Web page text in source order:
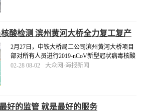
酸检测 滨州黄河大桥全力复工复产
2月27日，中铁大桥局二公司滨州黄河大桥项目
部对所有人员进行2019-nCoV新型冠状病毒核酸
检测，严格落实疫情防控主体责任，为项目安
02-28 08-02 大众网·海报新闻
好的监管 就是最好的服务